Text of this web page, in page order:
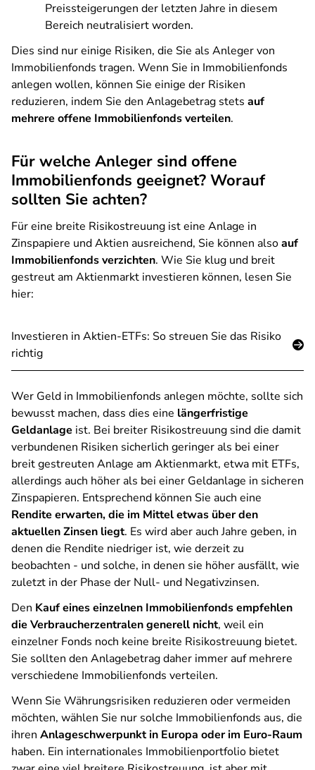
Preissteigerungen der letzten Jahre in diesem
Bereich neutralisiert worden.
Dies sind nur einige Risiken, die Sie als Anleger von
Immobilienfonds tragen. Wenn Sie in Immobilienfonds
anlegen wollen, können Sie einige der Risiken
reduzieren, indem Sie den Anlagebetrag stets auf
mehrere offene Immobilienfonds verteilen.
Für welche Anleger sind offene
Immobilienfonds geeignet? Worauf
sollten Sie achten?
Für eine breite Risikostreuung ist eine Anlage in
Zinspapiere und Aktien ausreichend, Sie können alsoauf
Immobilienfonds verzichten. Wie Sie klug und breit
gestreut am Aktienmarkt investieren können, lesen Sie
hier:
Investieren in Aktien-ETFs: So streuen Sie das Risiko
richtig
Wer Geld in Immobilienfonds anlegen möchte, sollte sich
bewusst machen, dass dies eine längerfristige
Geldanlage ist. Bei breiter Risikostreuung sind die damit
verbundenen Risiken sicherlich geringer als bei einer
breit gestreuten Anlage am Aktienmarkt, etwa mit ETFs,
allerdings auch höher als bei einer Geldanlage in sicheren
Zinspapieren. Entsprechend können Sie auch eine
Rendite erwarten, die im Mittel etwas über den
aktuellen Zinsen liegt. Es wird aber auch Jahre geben, in
denen die Rendite niedriger ist, wie derzeit zu
beobachten - und solche, in denen sie höher ausfällt, wie
zuletzt in der Phase der Null- und Negativzinsen.
Den Kauf eines einzelnen Immobilienfonds empfehlen
die Verbraucherzentralen generell nicht, weil ein
einzelner Fonds noch keine breite Risikostreuung bietet.
Sie sollten den Anlagebetrag daher immer auf mehrere
verschiedene Immobilienfonds verteilen.
Wenn Sie Währungsrisiken reduzieren oder vermeiden
möchten, wählen Sie nur solche Immobilienfonds aus, die
ihren Anlageschwerpunkt in Europa oder im Euro-Raum
haben. Ein internationales Immobilienportfolio bietet